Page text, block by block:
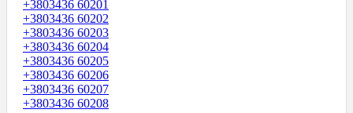
+3803436 60201
+3803436 60202
+3803436 60203
+3803436 60204
+3803436 60205
+3803436 60206
+3803436 60207
+3803436 60208